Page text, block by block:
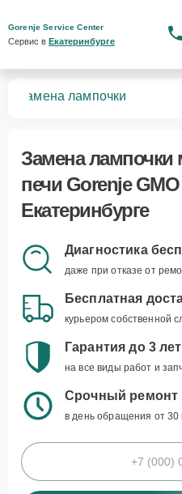
Gorenje Service Center
Сервис в Екатеринбурге
Замена лампочки
Замена лампочки
печи Gorenje
Екатеринбурге
Диагностика
даже при отказе от
Бесплатная
курьером собственной
Гарантия до 3 лет
на все виды работ и
Срочный ремонт
в день обращения от 30